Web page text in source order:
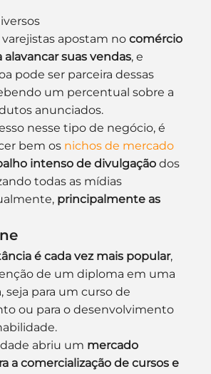
apostam no comércio
suas vendas, e
pode ser parceira dessas
um percentual sobre a
anunciados.
nesse tipo de negócio, é
bem os nichos de mercado
intenso de divulgação dos
todas as mídias
principalmente as
é cada vez mais popular,
de um diploma em uma
seja para um curso de
ou para o desenvolvimento
abriu um mercado
a comercialização de cursos e